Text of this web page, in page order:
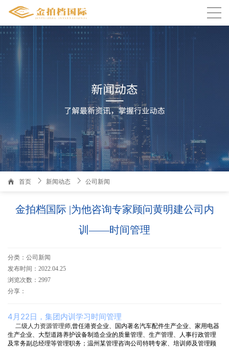

州人家园3栋1101室金拍档国际
首页 新闻动态 公司新闻
金拍档国际 |为他咨询专家顾问黄明建公司内
训——时间管理
分类：公司新闻
发布时间：2022.04.25
浏览次数：2997
分享：
4月22日，集团内训学习时间管理
二级人力资源管理师,曾任港资企业、国内著名汽车配件生产企业、家用电器
生产企业、大型道路养护设备制造企业的质量管理、生产管理、人事行政管理
及常务副总经理等管理职务；温州某管理咨询公司特聘专家、培训师及管理顾